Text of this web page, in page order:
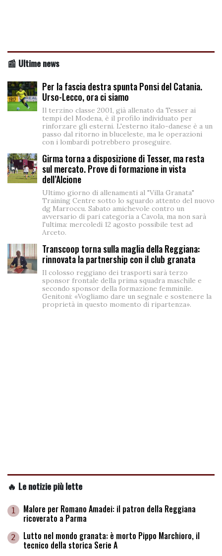
📰 Ultime news
Per la fascia destra spunta Ponsi del Catania.
Urso-Lecco, ora ci siamo
Il terzino classe 2001, già allenato da Tesser ai
tempi del Modena, è il profilo individuato per
rinforzare gli esterni. L'esterno italo-danese è a un
passo dal ritorno in bluceleste, ma le operazioni
con i lombardi potrebbero proseguire.
Girma torna a disposizione di Tesser, ma resta
sul mercato. Prove di formazione in vista
dell’Alcione
Ultimo giorno di allenamenti al "Villa Granata"
Training Centre sotto lo sguardo attento del nuovo
dg Marroccu. Sabato amichevole contro un
avversario di pari categoria a Cavola, ma non sarà
l'ultima: mercoledì 12 agosto possibile test ad
Arceto.
Transcoop torna sulla maglia della Reggiana:
rinnovata la partnership con il club granata
Il colosso reggiano dei trasporti sarà terzo
sponsor frontale della prima squadra maschile e
secondo sponsor della formazione femminile.
Genitoni: «Vogliamo dare un segnale e sostenere la
proprietà in questo momento di ripartenza».
🔥 Le notizie più lette
1 Malore per Romano Amadei: il patron della Reggiana
ricoverato a Parma
2 Lutto nel mondo granata: è morto Pippo Marchioro, il
tecnico della storica Serie A